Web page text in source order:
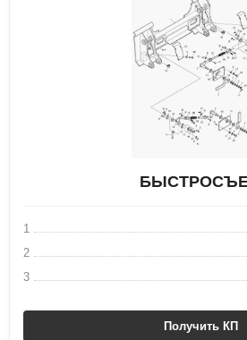
1
2
3
Получить КП